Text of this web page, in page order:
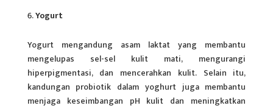
Yogurt
Yogurt mengandung asam laktat yang membantu
mengelupas sel-sel kulit mati, mengurangi
hiperpigmentasi, dan mencerahkan kulit. Selain itu,
kandungan probiotik dalam yoghurt juga membantu
menjaga keseimbangan pH kulit dan meningkatkan